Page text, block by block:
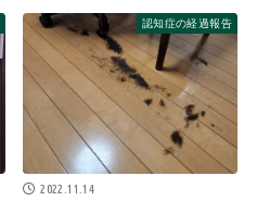
認知症の経過報告
2022.11.14